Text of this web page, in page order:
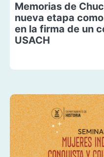
Memorias de
nueva etapa
en la firma de un
USACH